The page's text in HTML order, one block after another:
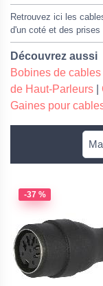
Retrouvez ici les
d'un coté et des prises
Découvrez aussi
Bobines de cables
de Haut-Parleurs
Gaines pour
-37 %